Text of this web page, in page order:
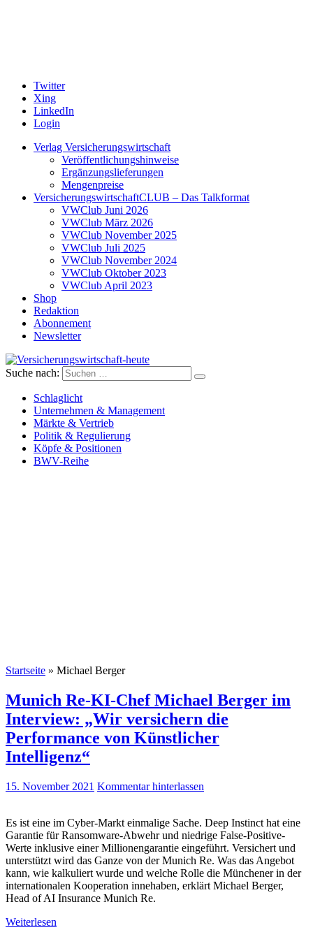
Twitter
Xing
LinkedIn
Login
Verlag Versicherungswirtschaft
Veröffentlichungshinweise
Ergänzungslieferungen
Mengenpreise
VersicherungswirtschaftCLUB – Das Talkformat
VWClub Juni 2026
VWClub März 2026
VWClub November 2025
VWClub Juli 2025
VWClub November 2024
VWClub Oktober 2023
VWClub April 2023
Shop
Redaktion
Abonnement
Newsletter
Versicherungswirtschaft-heute
Suche nach:
Schlaglicht
Unternehmen & Management
Märkte & Vertrieb
Politik & Regulierung
Köpfe & Positionen
BWV-Reihe
Startseite » Michael Berger
Munich Re-KI-Chef Michael Berger im
Interview: „Wir versichern die
Performance von Künstlicher
Intelligenz“
15. November 2021 Kommentar hinterlassen
Es ist eine im Cyber-Markt einmalige Sache. Deep Instinct hat eine
Garantie für Ransomware-Abwehr und niedrige False-Positive-
Werte inklusive einer Millionengarantie eingeführt. Versichert und
unterstützt wird das Ganze von der Munich Re. Was das Angebot
kann, wie kalkuliert wurde und welche Rolle die Münchener in der
internationalen Kooperation innehaben, erklärt Michael Berger,
Head of AI Insurance Munich Re.
Weiterlesen